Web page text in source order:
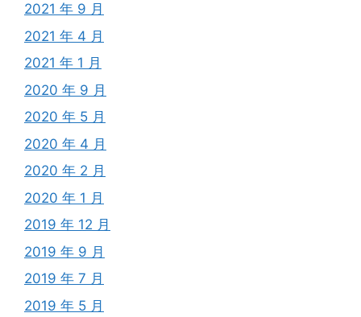
2021 年 9 月
2021 年 4 月
2021 年 1 月
2020 年 9 月
2020 年 5 月
2020 年 4 月
2020 年 2 月
2020 年 1 月
2019 年 12 月
2019 年 9 月
2019 年 7 月
2019 年 5 月